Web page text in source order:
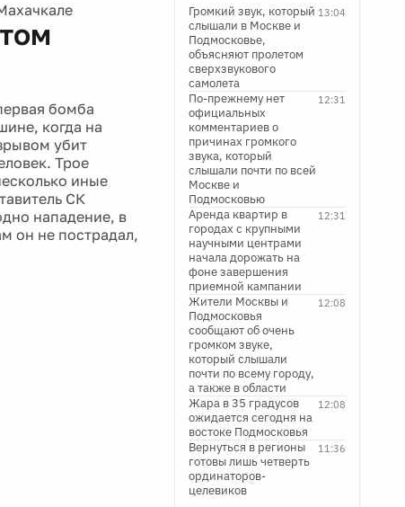
бомба
когда на
убит
Трое
иные
СК
нападение, в
он не пострадал,
13:04
Громкий звук, который
слышали в Москве и
Подмосковье,
объясняют пролетом
сверхзвукового
самолета
12:31
По-прежнему нет
официальных
комментариев о
причинах громкого
звука, который
слышали почти по всей
Москве и
Подмосковью
12:31
Аренда квартир в
городах с крупными
научными центрами
начала дорожать на
фоне завершения
приемной кампании
12:08
Жители Москвы и
Подмосковья
сообщают об очень
громком звуке,
который слышали
почти по всему городу,
а также в области
12:08
Жара в 35 градусов
ожидается сегодня на
востоке Подмосковья
11:36
Вернуться в регионы
готовы лишь четверть
ординаторов-
целевиков